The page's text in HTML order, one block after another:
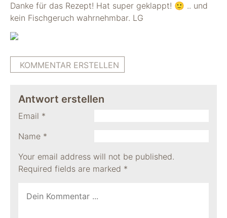
Danke für das Rezept! Hat super geklappt! 🙂 .. und
kein Fischgeruch wahrnehmbar. LG
KOMMENTAR ERSTELLEN
Antwort erstellen
Your email address will not be published.
Required fields are marked *
Name *
Email *